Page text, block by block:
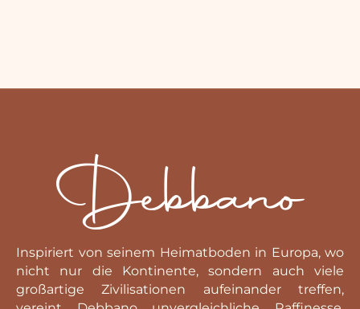
Inspiriert von seinem Heimatboden in Europa, wo
nicht nur die Kontinente, sondern auch viele
großartige Zivilisationen aufeinander treffen,